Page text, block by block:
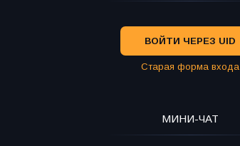
ВОЙТИ ЧЕРЕЗ UID
Старая форма входа
МИНИ-ЧАТ